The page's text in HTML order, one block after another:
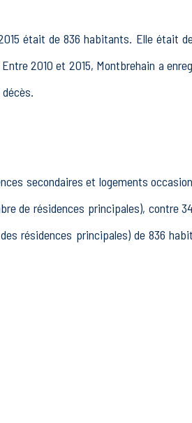
était de 836 habitants. Elle était
2010 et 2015, Montbrehain a
décès.
secondaires et logements
de résidences principales), contre
résidences principales) de 836